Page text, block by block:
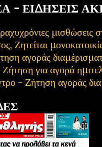
- ΕΙΔΗΣΕΙΣ
Ζητείται
αγοράς
για αγορά
- Ζήτηση αγοράς